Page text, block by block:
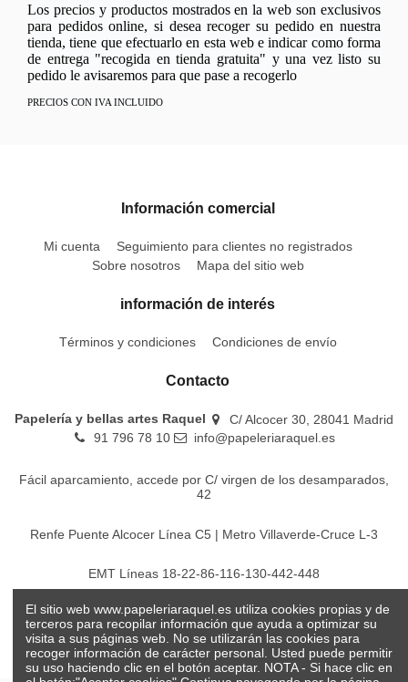
Los precios y productos mostrados en la web son exclusivos
para pedidos online, si desea recoger su pedido en nuestra
tienda, tiene que efectuarlo en esta web e indicar como forma
de entrega "recogida en tienda gratuita" y una vez listo su
pedido le avisaremos para que pase a recogerlo
PRECIOS CON IVA INCLUIDO
Información comercial
Mi cuenta
Seguimiento para clientes no registrados
Sobre nosotros
Mapa del sitio web
información de interés
Términos y condiciones Condiciones de envío
Contacto
Papelería y bellas artes Raquel
C/ Alcocer 30, 28041 Madrid
91 796 78 10
info@papeleriaraquel.es
Fácil aparcamiento, accede por C/ virgen de los desamparados,
42
Renfe Puente Alcocer Línea C5 | Metro Villaverde-Cruce L-3
EMT Líneas 18-22-86-116-130-442-448
Todos los precios son indicados con impuestos incluidos
El sitio web www.papeleriaraquel.es utiliza cookies propias y de
terceros para recopilar información que ayuda a optimizar su
visita a sus páginas web. No se utilizarán las cookies para
recoger información de carácter personal. Usted puede permitir
su uso haciendo clic en el botón aceptar. NOTA - Si hace clic en